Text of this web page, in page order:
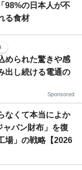
98%の日本人が不
る食材
められた驚きや感
出し続ける電通の
Sponsored
なくて本当によか
ャパン財布」を復
場」の戦略【2026